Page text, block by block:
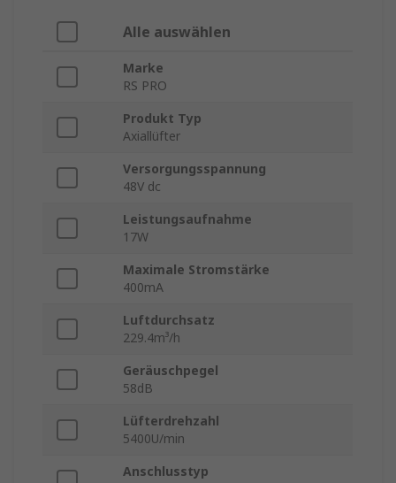
Alle auswählen
Marke
RS PRO
Produkt Typ
Axiallüfter
Versorgungsspannung
48V dc
Leistungsaufnahme
17W
Maximale Stromstärke
400mA
Luftdurchsatz
229.4m³/h
Geräuschpegel
58dB
Lüfterdrehzahl
5400U/min
Anschlusstyp